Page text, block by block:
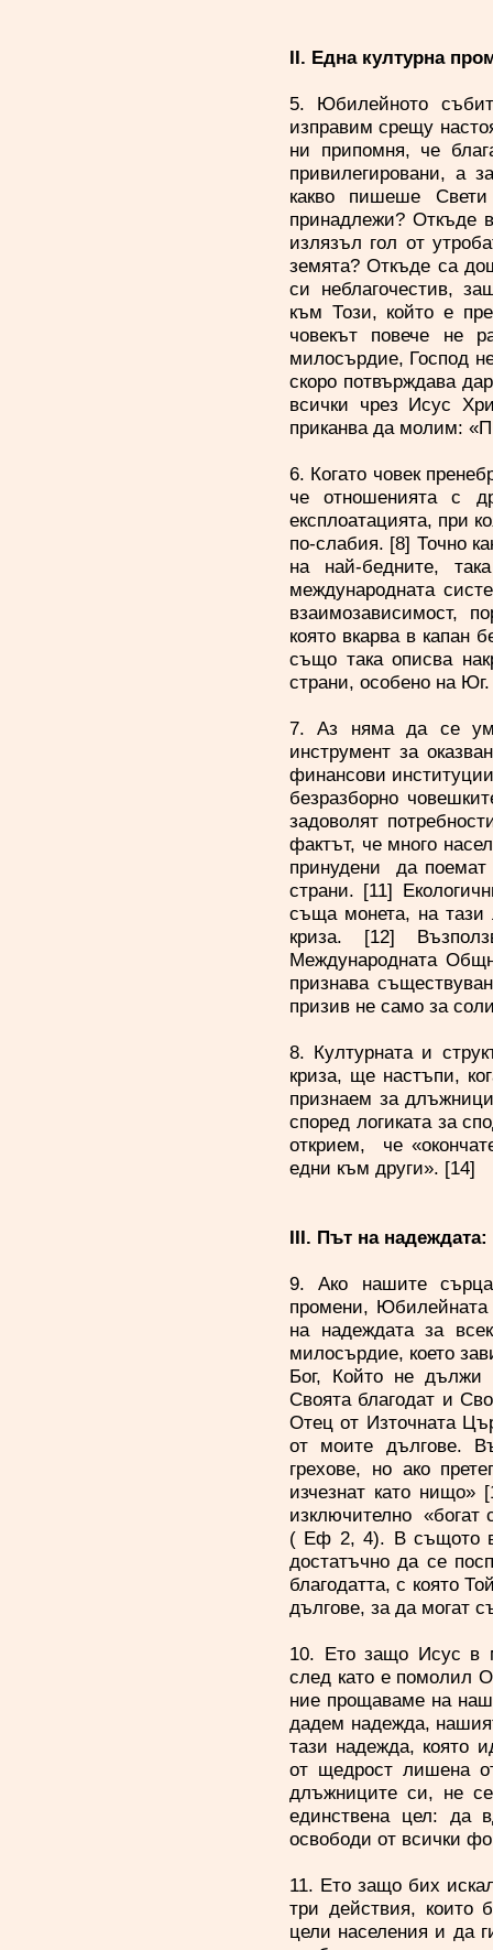
II. Една културна
5. Юбилейното
изправим срещу
ни припомня, че
привилегировани, а
какво пишеше
принадлежи?
излязъл гол от
земята? Откъде са
си неблагочестив,
към Този, който е
човекът повече не
милосърдие, Господ
скоро потвърждава
всички чрез Исус
приканва да
6. Когато човек
че отношенията с
експлоатацията, при
по-слабия. [8] Точно
на най-бедните,
международната
взаимозависимост,
която вкарва в капан
също така описва
страни, особено на
7. Аз няма да се
инструмент за
финансови
безразборно
задоволят
фактът, че много
принудени да поемат
страни. [11]
съща монета, на тази
криза. [12]
Международната
признава
призив не само за
8. Културната и
криза, ще настъпи,
признаем за
според логиката за
открием, че
едни към други».
III. Път на
9. Ако нашите
промени, Юбилейната
на надеждата за
милосърдие, което
Бог, Който не дължи
Своята благодат и
Отец от Източната
от моите дългове.
грехове, но ако
изчезнат като нищо»
изключително «богат
( Еф 2, 4). В същото
достатъчно да се
благодатта, с която
дългове, за да
10. Ето защо Исус в
след като е помолил
ние прощаваме на
дадем надежда,
тази надежда, която
от щедрост лишена
длъжниците си, не
единствена цел: да
освободи от
11. Ето защо бих
три действия, които
цели населения и да